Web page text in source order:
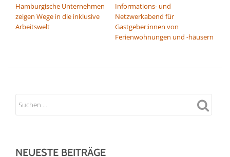
Hamburgische Unternehmen
zeigen Wege in die inklusive
Arbeitswelt
Informations- und
Netzwerkabend für
Gastgeber:innen von
Ferienwohnungen und -häusern
NEUESTE BEITRÄGE